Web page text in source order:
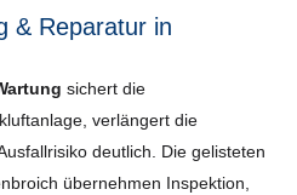
& Reparatur in
sichert die
verlängert die
deutlich. Die gelisteten
übernehmen Inspektion,